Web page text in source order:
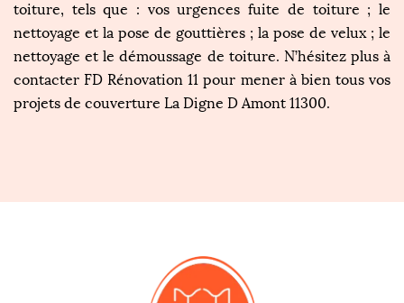
toiture, tels que : vos urgences fuite de toiture ; le
nettoyage et la pose de gouttières ; la pose de velux ; le
nettoyage et le démoussage de toiture. N’hésitez plus à
contacter FD Rénovation 11 pour mener à bien tous vos
projets de couverture La Digne D Amont 11300.